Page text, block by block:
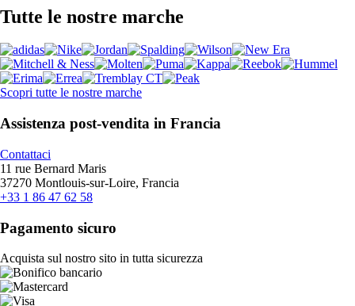
Tutte le nostre marche
Scopri tutte le nostre marche
Assistenza post-vendita in Francia
Contattaci
11 rue Bernard Maris
37270 Montlouis-sur-Loire, Francia
+33 1 86 47 62 58
Pagamento sicuro
Acquista sul nostro sito in tutta sicurezza